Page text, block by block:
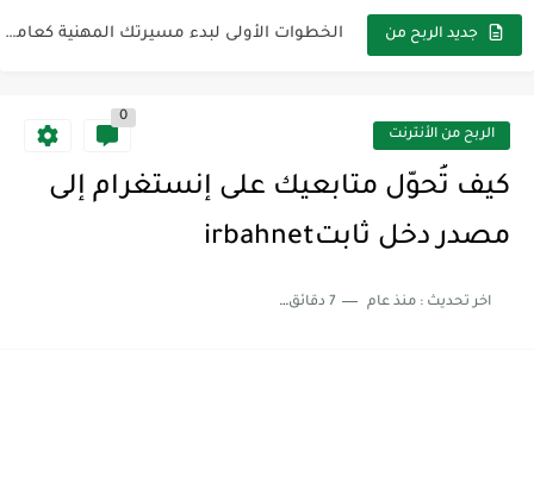
جديد الربح من الخطوات الأولى لبدء مسيرتك المهنية كعامل حر عبر الإنترنتirbahnet
الربح من الأنترنت
0
كيف تُحوّل متابعيك على إنستغرام إلى
مصدر دخل ثابتirbahnet
اخر تحديث :منذ عام 7 دقائق للقراءة